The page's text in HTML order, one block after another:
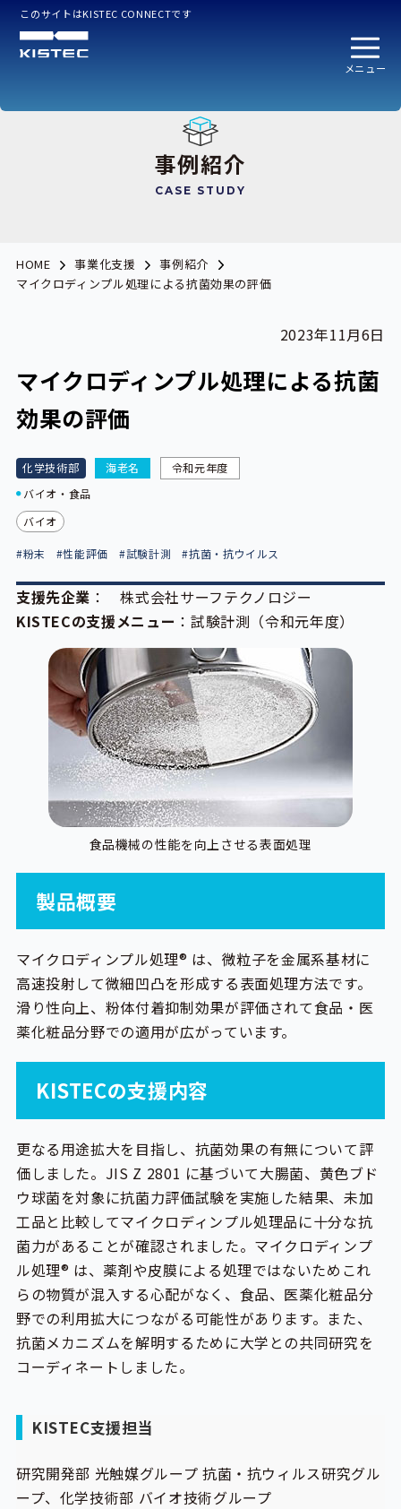
このサイトはKISTEC CONNECTです
メニュー
事例紹介
CASE STUDY
HOME 事業化支援
事例紹介
マイクロディンプル処理による抗菌効果の評価
2023年11月6日
マイクロディンプル処理による抗菌
効果の評価
化学技術部 海老名
令和元年度
バイオ・食品
バイオ
#粉末 #性能評価 #試験計測 #抗菌・抗ウイルス
支援先企業 ： 株式会社サーフテクノロジー
KISTECの支援メニュー ：試験計測（令和元年度）
食品機械の性能を向上させる表面処理
製品概要
マイクロディンプル処理® は、微粒子を金属系基材に
高速投射して微細凹凸を形成する表面処理方法です。
滑り性向上、粉体付着抑制効果が評価されて食品・医
薬化粧品分野での適用が広がっています。
KISTECの支援内容
更なる用途拡大を目指し、抗菌効果の有無について評
価しました。JIS Z 2801 に基づいて大腸菌、黄色ブド
ウ球菌を対象に抗菌力評価試験を実施した結果、未加
工品と比較してマイクロディンプル処理品に十分な抗
菌力があることが確認されました。マイクロディンプ
ル処理® は、薬剤や皮膜による処理ではないためこれ
らの物質が混入する心配がなく、食品、医薬化粧品分
野での利用拡大につながる可能性があります。また、
抗菌メカニズムを解明するために大学との共同研究を
コーディネートしました。
KISTEC支援担当
研究開発部 光触媒グループ 抗菌・抗ウィルス研究グル
ープ、化学技術部 バイオ技術グループ